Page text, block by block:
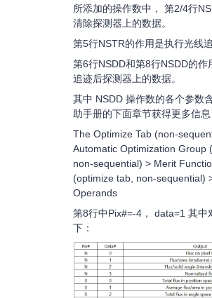
所添加的操作数中， 第2/4行
清除探测器上的数据。
第5行NSTR的作用是执行光线追
第6行NSDD和第8行NSDD的作
追迹后探测器上的数据。
其中 NSDD 操作数的各个参数
助手册的下面章节获得更多信息
The Optimize Tab (non-
Automatic Optimization Group
non-sequential) > Merit
(optimize tab, non-sequential)
Operands
第8行中Pix#=-4， data=1 其中
下：